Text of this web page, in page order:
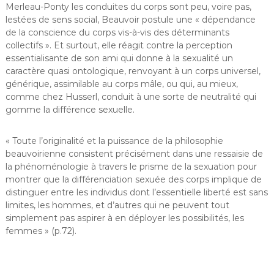
Merleau-Ponty les conduites du corps sont peu, voire pas,
lestées de sens social, Beauvoir postule une « dépendance
de la conscience du corps vis-à-vis des déterminants
collectifs ». Et surtout, elle réagit contre la perception
essentialisante de son ami qui donne à la sexualité un
caractère quasi ontologique, renvoyant à un corps universel,
générique, assimilable au corps mâle, ou qui, au mieux,
comme chez Husserl, conduit à une sorte de neutralité qui
gomme la différence sexuelle.
« Toute l’originalité et la puissance de la philosophie
beauvoirienne consistent précisément dans une ressaisie de
la phénoménologie à travers le prisme de la sexuation pour
montrer que la différenciation sexuée des corps implique de
distinguer entre les individus dont l’essentielle liberté est sans
limites, les hommes, et d’autres qui ne peuvent tout
simplement pas aspirer à en déployer les possibilités, les
femmes » (p.72).